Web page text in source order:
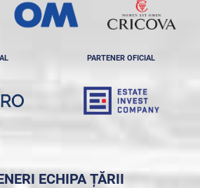
PARTENER OFICIAL
ECHIPA ȚĂRII